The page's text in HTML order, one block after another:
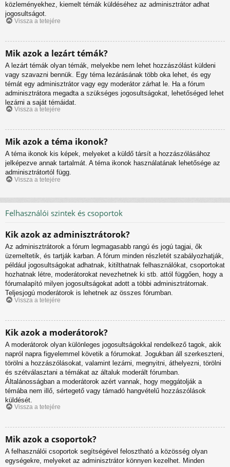
közleményekhez, kiemelt témák küldéséhez az adminisztrátor adhat
jogosultságot.
Vissza a tetejére
Mik azok a lezárt témák?
A lezárt témák olyan témák, melyekbe nem lehet hozzászólást küldeni
vagy szavazni bennük. Egy téma lezárásának több oka lehet, és egy
témát egy adminisztrátor vagy egy moderátor zárhat le. Ha a fórum
adminisztrátora megadta a szükséges jogosultságokat, lehetőséged lehet
lezárni a saját témáidat.
Vissza a tetejére
Mik azok a téma ikonok?
A téma ikonok kis képek, melyeket a küldő társít a hozzászólásához
jelképezve annak tartalmát. A téma ikonok használatának lehetősége az
adminisztrátortól függ.
Vissza a tetejére
Felhasználói szintek és csoportok
Kik azok az adminisztrátorok?
Az adminisztrátorok a fórum legmagasabb rangú és jogú tagjai, ők
üzemeltetik, és tartják karban. A fórum minden részletét szabályozhatják,
például jogosultságokat adhatnak, kitilthatnak felhasználókat, csoportokat
hozhatnak létre, moderátorokat nevezhetnek ki stb. attól függően, hogy a
fórumalapító milyen jogosultságokat adott a többi adminisztrátornak.
Teljesjogú moderátorok is lehetnek az összes fórumban.
Vissza a tetejére
Kik azok a moderátorok?
A moderátorok olyan különleges jogosultságokkal rendelkező tagok, akik
napról napra figyelemmel követik a fórumokat. Jogukban áll szerkeszteni,
törölni a hozzászólásokat, valamint lezárni, megnyitni, áthelyezni, törölni
és szétválasztani a témákat az általuk moderált fórumban.
Általánosságban a moderátorok azért vannak, hogy meggátolják a
témába nem illő, sértegető vagy támadó hangvételű hozzászólások
küldését.
Vissza a tetejére
Mik azok a csoportok?
A felhasználói csoportok segítségével felosztható a közösség olyan
egységekre, melyeket az adminisztrátor könnyen kezelhet. Minden